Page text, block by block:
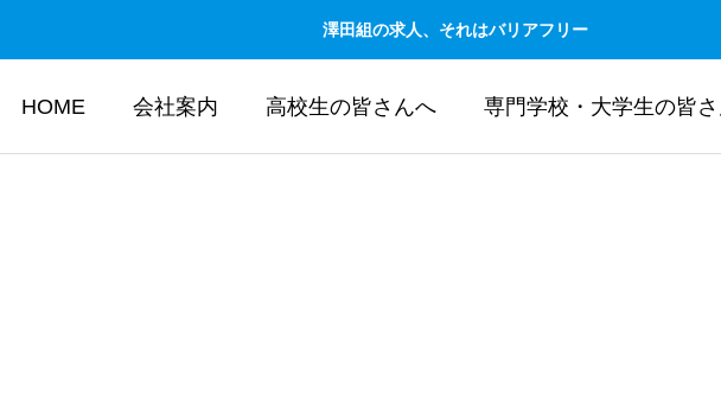
澤田組の求人、それはバリアフリー
HOME 会社案内 高校生の皆さんへ 専門学校・大学生の皆